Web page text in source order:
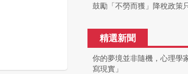
鼓勵「不勞而獲」降稅政策
精選新聞
你的夢境並非隨機，心理學
寫現實」